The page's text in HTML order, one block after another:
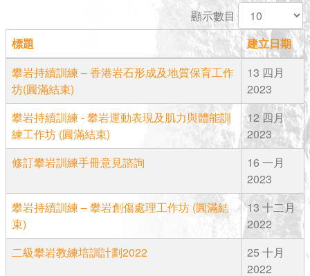
顯示數目
標題
建立日期
攀岩持續訓練 – 香港岩石形成及地質保育工作
坊(圓滿結束)
13 四月
2023
攀岩持續訓練 - 攀岩運動表現及肌力與體能訓
練工作坊 (圓滿結束)
12 四月
2023
修訂攀岩訓練手冊意見諮詢
16 一月
2023
攀岩持續訓練 – 攀岩創傷處理工作坊 (圓滿結
束)
13 十二月
2022
二級攀岩教練培訓計劃2022
25 十月
2022